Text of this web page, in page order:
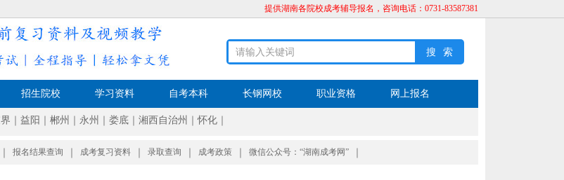
提供湖南各院校成考辅导报名，咨询电话：0731-83587381
招生院校 学习资料 自考本科 长钢网校 职业资格 网上报名
益阳 郴州 永州 娄底 湘西自治州 ｜怀化
报名结果查询 成考复习资料 录取查询 成考政策 微信公众号：“湖南成考网”